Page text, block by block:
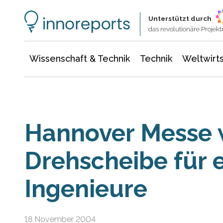
Unterstützt durch
das revolutionäre
Wissenschaft & Technik Technik
Hannover Messe
Drehscheibe für
Ingenieure
18 November 2004